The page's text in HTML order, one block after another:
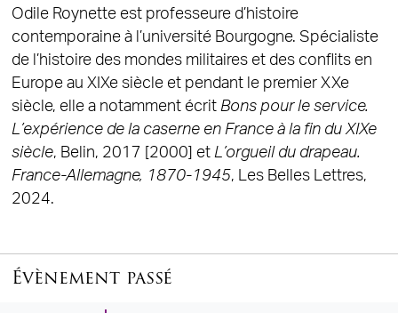
Odile Roynette est professeure d’histoire
contemporaine à l’université Bourgogne. Spécialiste
de l’histoire des mondes militaires et des conflits en
Europe au XIXe siècle et pendant le premier XXe
siècle, elle a notamment écrit Bons pour le service.
L’expérience de la caserne en France à la fin du XIXe
siècle, Belin, 2017 [2000] et L’orgueil du drapeau.
France-Allemagne, 1870-1945, Les Belles Lettres,
2024.
Évènement passé